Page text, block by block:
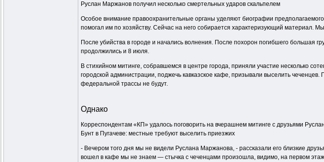
Руслан Маржанов получил несколько смертельных ударов скальпелем
Особое внимание правоохранительные органы уделяют биографии
помогал им по хозяйству. Сейчас на него собирается характеризующий материал.
После убийства в городе и начались волнения. После похорон погибшего большая
продолжились и 8 июля.
В стихийном митинге, собравшемся в центре города, приняли участие несколько
городской администрации, поджечь кавказское кафе, призывали выселить
федеральной трассы не будут.
Однако
Корреспондентам «КП» удалось поговорить на вчерашнем митинге с друзьями
Бунт в Пугачеве: местные требуют выселить приезжих
- Вечером того дня мы не видели Руслана Маржанова, - рассказали его близкие
вошел в кафе мы не знаем — стычка с чеченцами произошла, видимо, на первом